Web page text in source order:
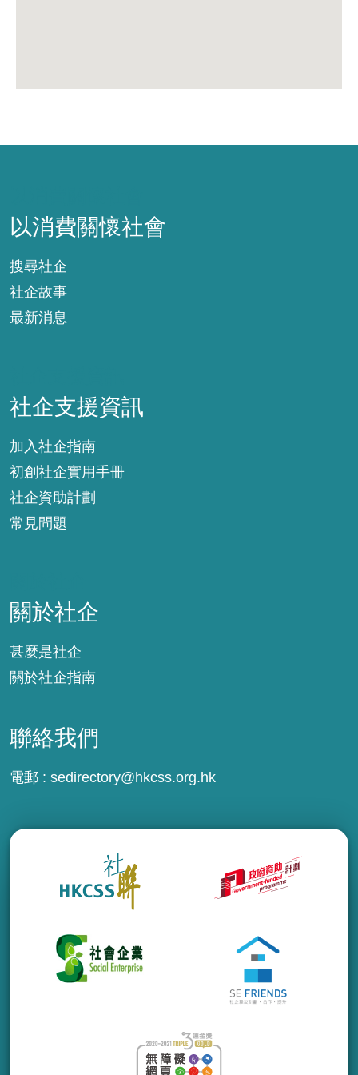
以消費關懷社會
搜尋社企
社企故事
最新消息
社企支援資訊
加入社企指南
初創社企實用手冊
社企資助計劃
常見問題
關於社企
甚麼是社企
關於社企指南
聯絡我們
電郵 : sedirectory@hkcss.org.hk